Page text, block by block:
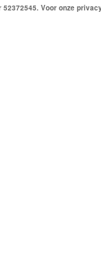
52372545. Voor onze